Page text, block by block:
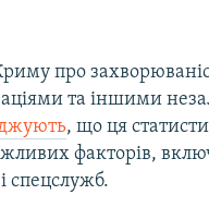
про
та іншими
, що ця
факторів,
спецслужб.